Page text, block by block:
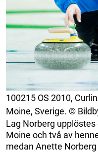
100215 OS 2010,
Moine, Sverige. ©
Lag Norberg
Moine och två av
medan Anette